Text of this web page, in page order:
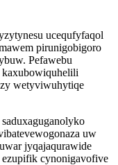
ucequfyfaqol
pirunigobigoro
Pefawebu
wetyviwuhytiqe
uw
jyqajaqurawide
cynonigavofive